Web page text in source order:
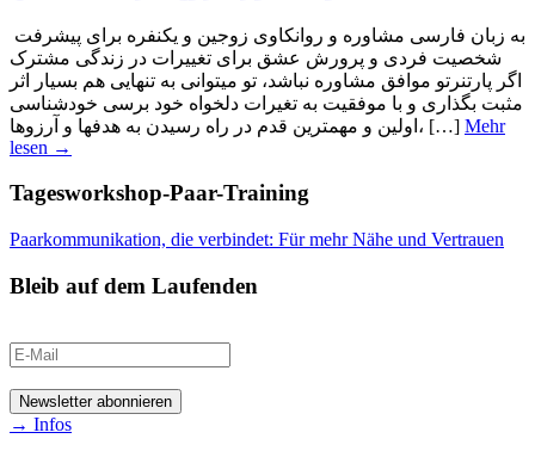
شخصیت فردی و پرورش عشق برای تغییرات در زندگی مشترک
اگر پارتنرتو موافق مشاوره نباشد، تو میتوانی به تنهایی هم بسیار اثر
مثبت بگذاری و با موفقیت به تغیرات دلخواه خود برسی خودشناسی
اولین و مهمترین قدم در راه رسیدن به هدفها و آرزوها، […] Mehr
lesen →
Tagesworkshop-Paar-Training
Paarkommunikation, die verbindet: Für mehr Nähe und Vertrauen
Bleib auf dem Laufenden
→ Infos